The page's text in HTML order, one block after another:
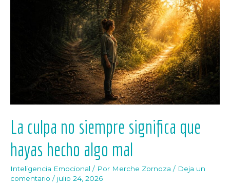
La culpa no siempre significa que
hayas hecho algo mal
Inteligencia Emocional / Por Merche Zornoza / Deja un
comentario / julio 24, 2026